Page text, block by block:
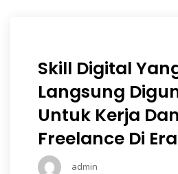
Skill Digital
Langsung
Untuk Kerja Dan
Freelance Di
admin